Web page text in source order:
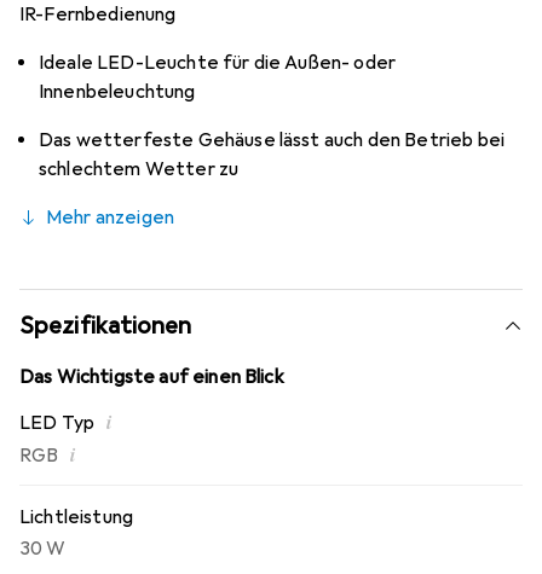
IR-Fernbedienung
Ideale LED-Leuchte für die Außen- oder
Innenbeleuchtung
Das wetterfeste Gehäuse lässt auch den Betrieb bei
schlechtem Wetter zu
Mehr anzeigen
Spezifikationen
Das Wichtigste auf einen Blick
LED Typ i
RGB i
Lichtleistung
30 W